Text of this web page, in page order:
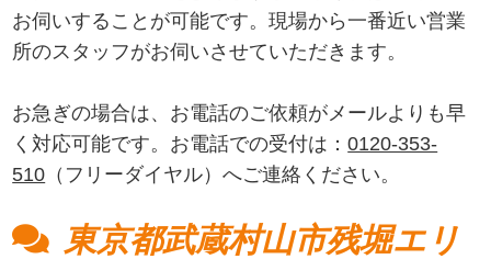
お伺いすることが可能です。現場から一番近い営業
所のスタッフがお伺いさせていただきます。
お急ぎの場合は、お電話のご依頼がメールよりも早
く対応可能です。お電話での受付は：0120-353-
510 （フリーダイヤル）へご連絡ください。
東京都武蔵村山市残堀エリ